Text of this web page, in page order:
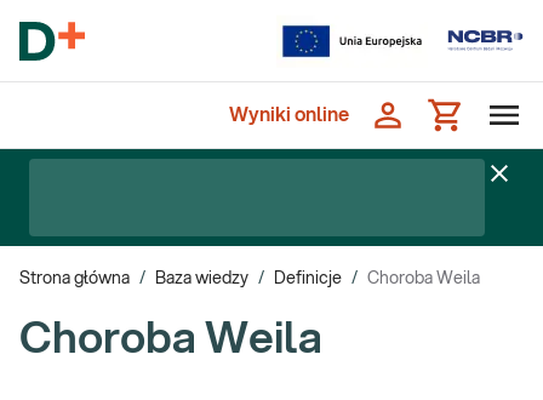
Wyniki online
Strona główna / Baza wiedzy / Definicje / Choroba Weila
Choroba Weila